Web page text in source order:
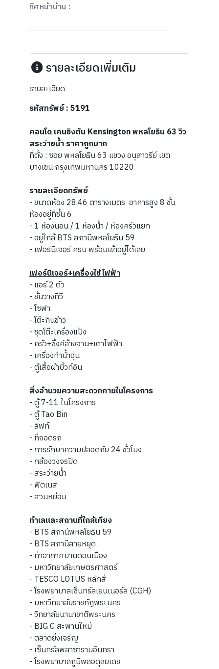
ทิศหน้าบ้าน :
รายละเอียดเพิ่มเติม
รายละเอียด
รหัสทรัพย์ : 5191
คอนโด เคนชิงตัน Kensington พหลโยธิน 63 วิว
สระว่ายน้ำ ราคาถูกมาก
ที่ตั้ง : ซอย พหลโยธิน 63 แขวง อนุสาวรีย์ เขต
บางเขน กรุงเทพมหานคร 10220
รายละเอียดทรัพย์
- ขนาดห้อง 28.46 ตารางเมตร อาคารสูง 8 ชั้น
ห้องอยู่ที่ชั้น 6
- 1 ห้องนอน / 1 ห้องน้ำ / ห้องครัวแยก
- อยู่ใกล้ BTS สถานีพหลโยธิน 59
- เฟอร์นิเจอร์ ครบ พร้อมเข้าอยู่ได้เลย
เฟอร์นิเจอร์+เครื่องใช้ไฟฟ้า
- แอร์ 2 ตัว
- ชั้นวางทีวี
- โซฟา
- โต๊ะกินข้าว
- ชุดโต๊ะเครื่องแป้ง
- ครัว+ซิ้งค์ล้างจาน+เตาไฟฟ้า
- เครื่องทำน้ำอุ่น
- ตู้เสื้อผ้าบิ้วท์อิน
สิ่งอำนวยความสะดวกภายในโครงการ
- ตู้ 7-11 ในโครงการ
- ตู้ Tao Bin
- ลิฟท์
- ที่จอดรถ
- การรักษาความปลอดภัย 24 ชั่วโมง
- กล้องวงจรปิด
- สระว่ายน้ำ
- ฟิตเนส
- สวนหย่อม
ทำเลและสถานที่ใกล้เคียง
- BTS สถานีพหลโยธิน 59
- BTS สถานีสายหยุด
- ท่าอากาศยานดอนเมือง
- มหาวิทยาลัยเกษตรศาสตร์
- TESCO LOTUS หลักสี่
- โรงพยาบาลเซ็นทรัลเยนเนอรัล (CGH)
- มหาวิทยาลัยราชภัฏพระนคร
- วิทยาลัยนานาชาติพระนคร
- BIG C สะพานใหม่
- ตลาดยิ่งเจริญ
- เซ็นทรัลพลาซารามอินทรา
- โรงพยาบาลภูมิพลอดุลยเดช